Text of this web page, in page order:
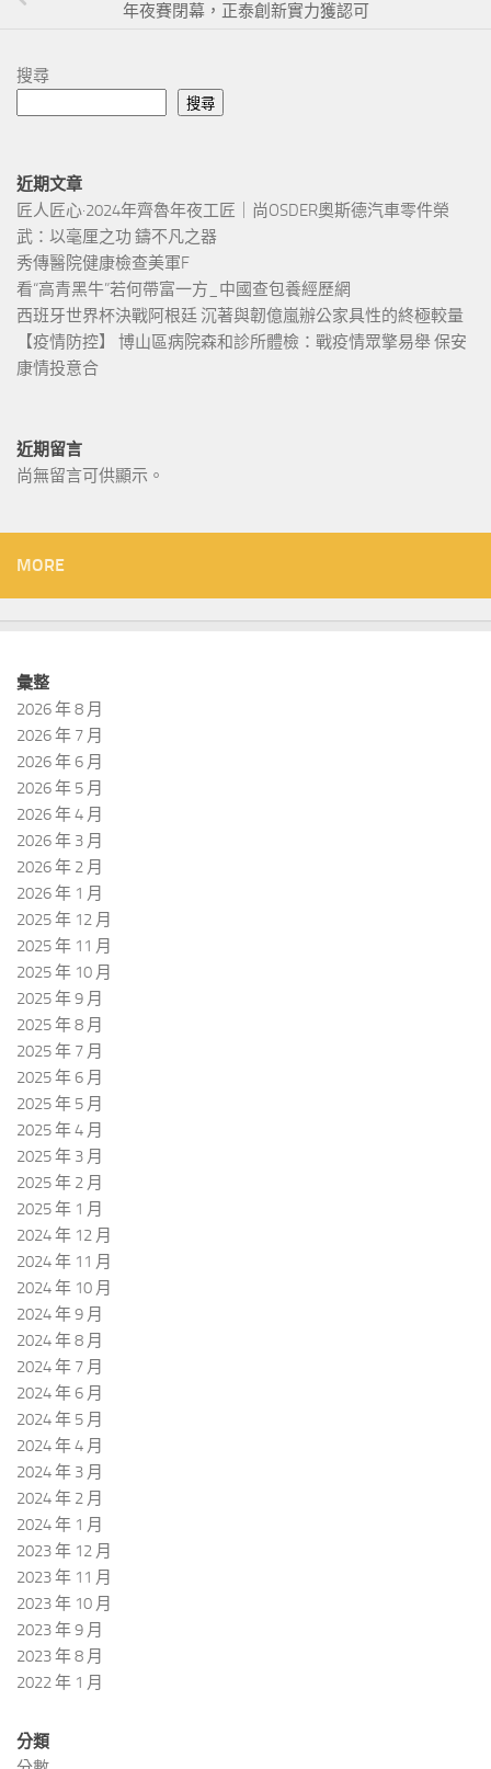
年夜賽閉幕，正泰創新實力獲認可
搜尋
搜尋
近期文章
匠人匠心·2024年齊魯年夜工匠｜尚OSDER奧斯德汽車零件榮
武：以毫厘之功 鑄不凡之器
秀傳醫院健康檢查美軍F
看“高青黑牛”若何帶富一方_中國查包養經歷網
西班牙世界杯決戰阿根廷 沉著與韌億嵐辦公家具性的終極較量
【疫情防控】 博山區病院森和診所體檢：戰疫情眾擎易舉 保安
康情投意合
近期留言
尚無留言可供顯示。
MORE
彙整
2026 年 8 月
2026 年 7 月
2026 年 6 月
2026 年 5 月
2026 年 4 月
2026 年 3 月
2026 年 2 月
2026 年 1 月
2025 年 12 月
2025 年 11 月
2025 年 10 月
2025 年 9 月
2025 年 8 月
2025 年 7 月
2025 年 6 月
2025 年 5 月
2025 年 4 月
2025 年 3 月
2025 年 2 月
2025 年 1 月
2024 年 12 月
2024 年 11 月
2024 年 10 月
2024 年 9 月
2024 年 8 月
2024 年 7 月
2024 年 6 月
2024 年 5 月
2024 年 4 月
2024 年 3 月
2024 年 2 月
2024 年 1 月
2023 年 12 月
2023 年 11 月
2023 年 10 月
2023 年 9 月
2023 年 8 月
2022 年 1 月
分類